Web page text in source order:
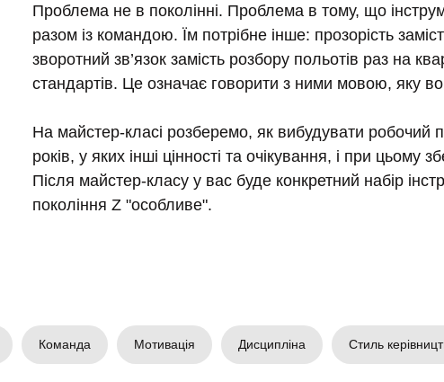
Проблема не в поколінні. Проблема в тому, що
разом із командою. Їм потрібне інше: прозорість
зворотний зв’язок замість розбору польотів раз на
стандартів. Це означає говорити з ними мовою, яку
На майстер-класі розберемо, як вибудувати робочий
років, у яких інші цінності та очікування, і при цьому
Після майстер-класу у вас буде конкретний набір
покоління Z "особливе".
Команда Мотивація Дисципліна Стиль